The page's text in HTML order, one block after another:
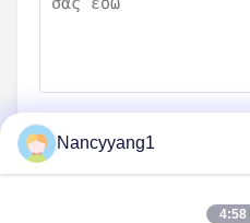
Nancyyang1
4:58